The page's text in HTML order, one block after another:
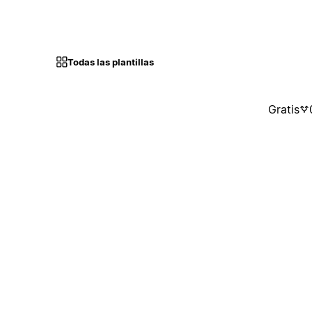
Todas las plantillas
Gratis